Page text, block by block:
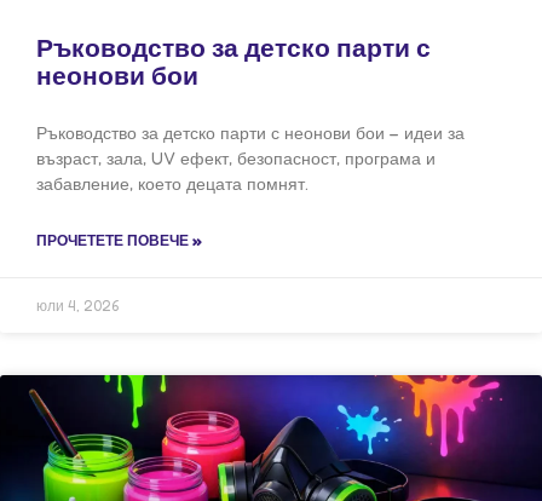
Ръководство за детско парти с
неонови бои
Ръководство за детско парти с неонови бои – идеи за
възраст, зала, UV ефект, безопасност, програма и
забавление, което децата помнят.
ПРОЧЕТЕТЕ ПОВЕЧЕ »
юли 4, 2026